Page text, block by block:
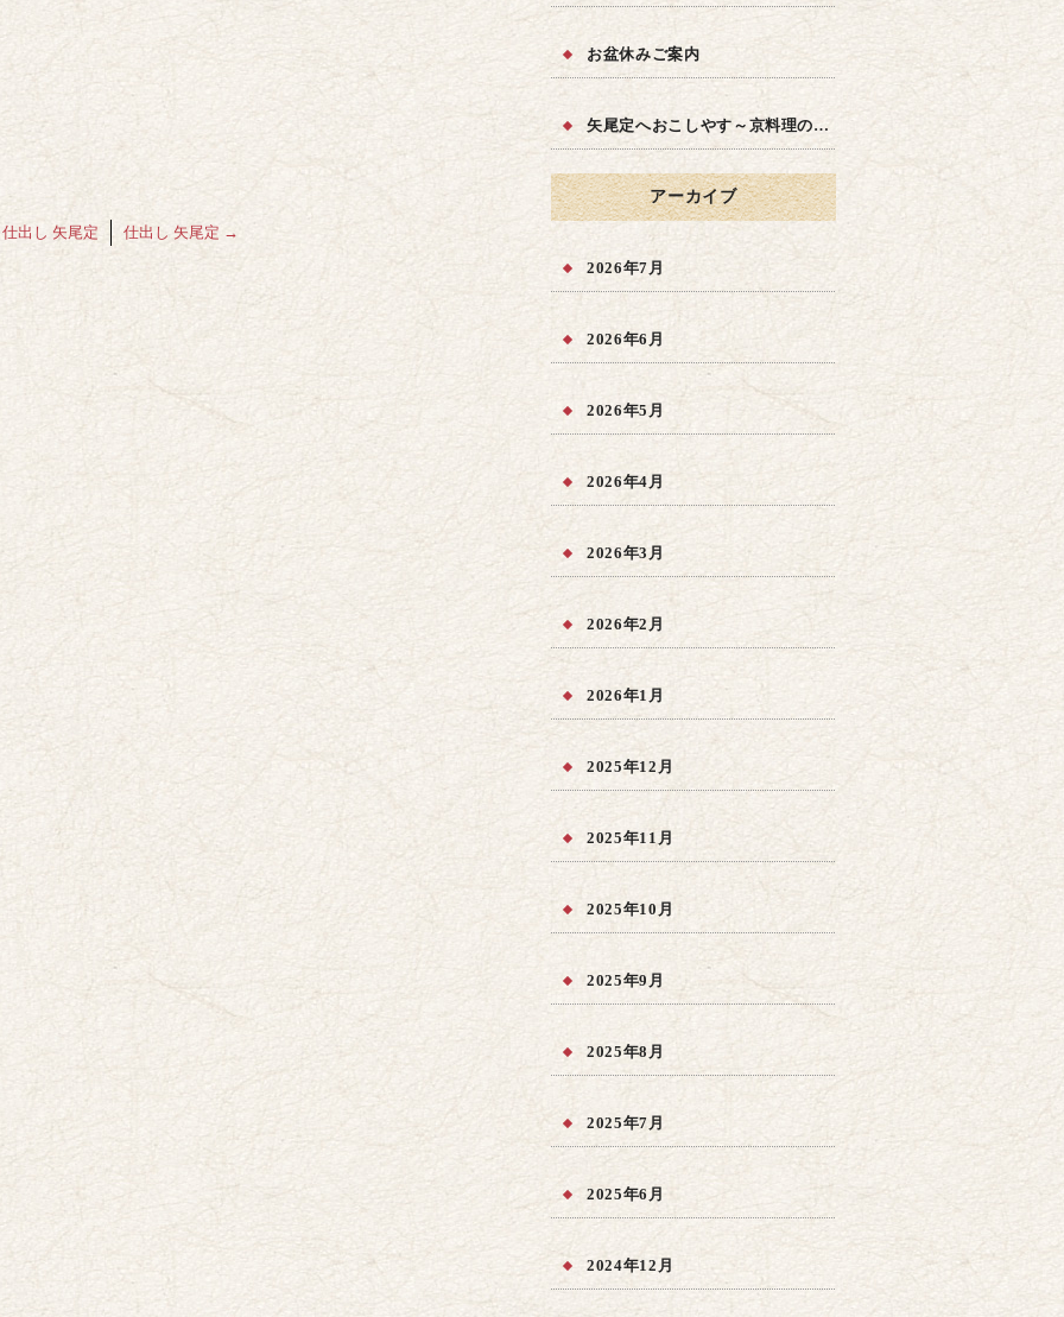
仕出し 矢尾定 仕出し 矢尾定 →
お盆休みご案内
矢尾定へおこしやす～京料理の味を～
アーカイブ
2026年7月
2026年6月
2026年5月
2026年4月
2026年3月
2026年2月
2026年1月
2025年12月
2025年11月
2025年10月
2025年9月
2025年8月
2025年7月
2025年6月
2024年12月